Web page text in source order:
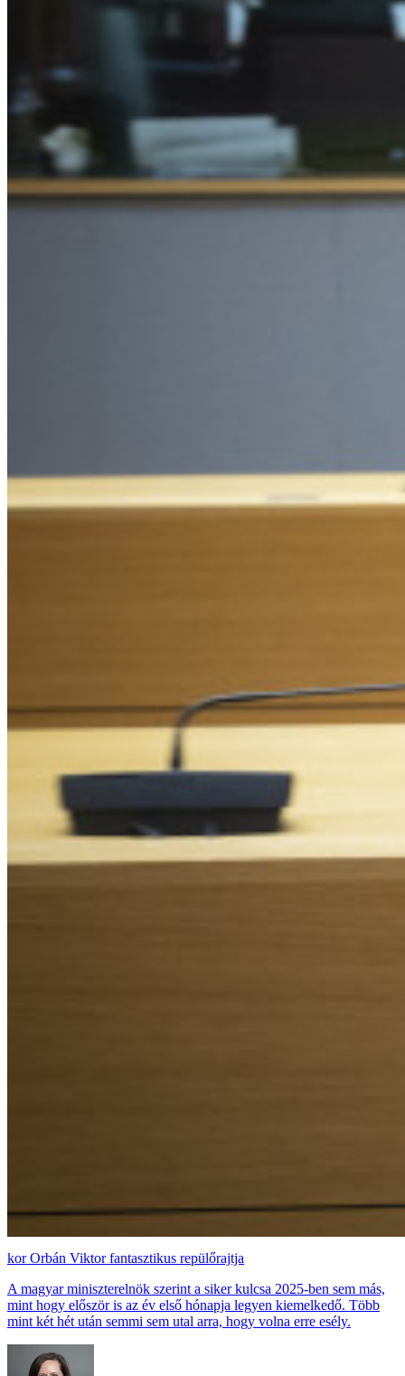
Orbán Viktor fantasztikus repülőrajtja
A magyar miniszterelnök szerint a siker kulcsa 2025-ben sem más,
mint hogy először is az év első hónapja legyen kiemelkedő. Több
mint két hét után semmi sem utal arra, hogy volna erre esély.